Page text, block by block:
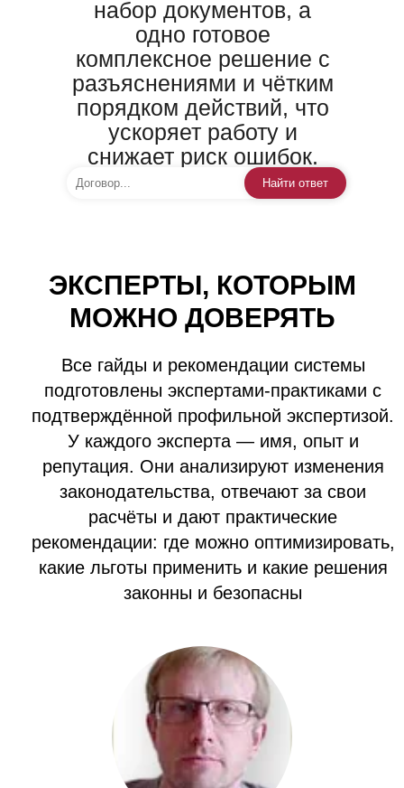
набор документов, а
одно готовое
комплексное решение с
разъяснениями и чётким
порядком действий, что
ускоряет работу и
снижает риск ошибок.
Найти ответ
ЭКСПЕРТЫ, КОТОРЫМ
МОЖНО ДОВЕРЯТЬ
Все гайды и рекомендации системы
подготовлены экспертами-практиками с
подтверждённой профильной экспертизой.
У каждого эксперта — имя, опыт и
репутация. Они анализируют изменения
законодательства, отвечают за свои
расчёты и дают практические
рекомендации: где можно оптимизировать,
какие льготы применить и какие решения
законны и безопасны